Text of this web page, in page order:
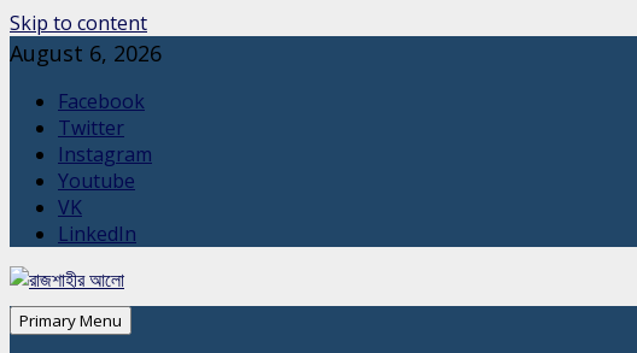
Skip to content
August 6, 2026
Facebook
Twitter
Instagram
Youtube
VK
LinkedIn
Primary Menu